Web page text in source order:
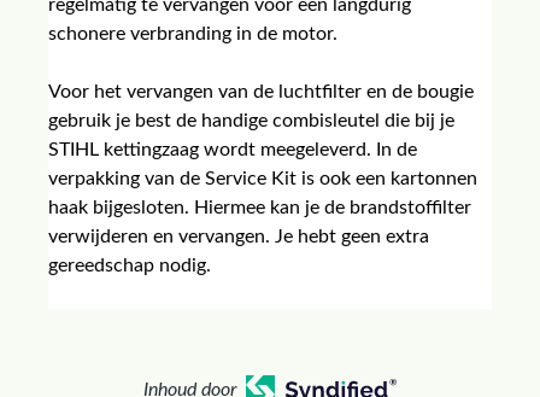
regelmatig te vervangen voor een langdurig
schonere verbranding in de motor.
Voor het vervangen van de luchtfilter en de bougie
gebruik je best de handige combisleutel die bij je
STIHL kettingzaag wordt meegeleverd. In de
verpakking van de Service Kit is ook een kartonnen
haak bijgesloten. Hiermee kan je de brandstoffilter
verwijderen en vervangen. Je hebt geen extra
gereedschap nodig.
Inhoud door